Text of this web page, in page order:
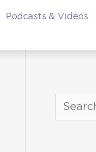
Podcasts & Videos